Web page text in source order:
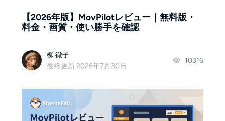
【2026年版】MovPilotレビュー｜無料版・
料金・画質・使い勝手を確認
柳 徹子
最終更新 2026年7月30日
10316